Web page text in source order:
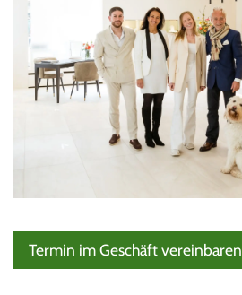
Termin im Geschäft vereinbaren